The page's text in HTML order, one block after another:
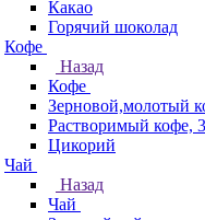
Какао
Горячий шоколад
Кофе
Назад
Кофе
Зерновой,молотый
Растворимый кофе,
Цикорий
Чай
Назад
Чай